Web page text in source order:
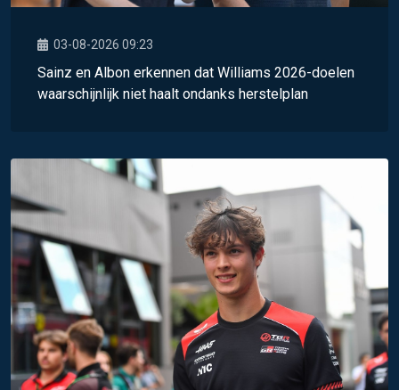
03-08-2026 09:23
Sainz en Albon erkennen dat Williams 2026-doelen
waarschijnlijk niet haalt ondanks herstelplan